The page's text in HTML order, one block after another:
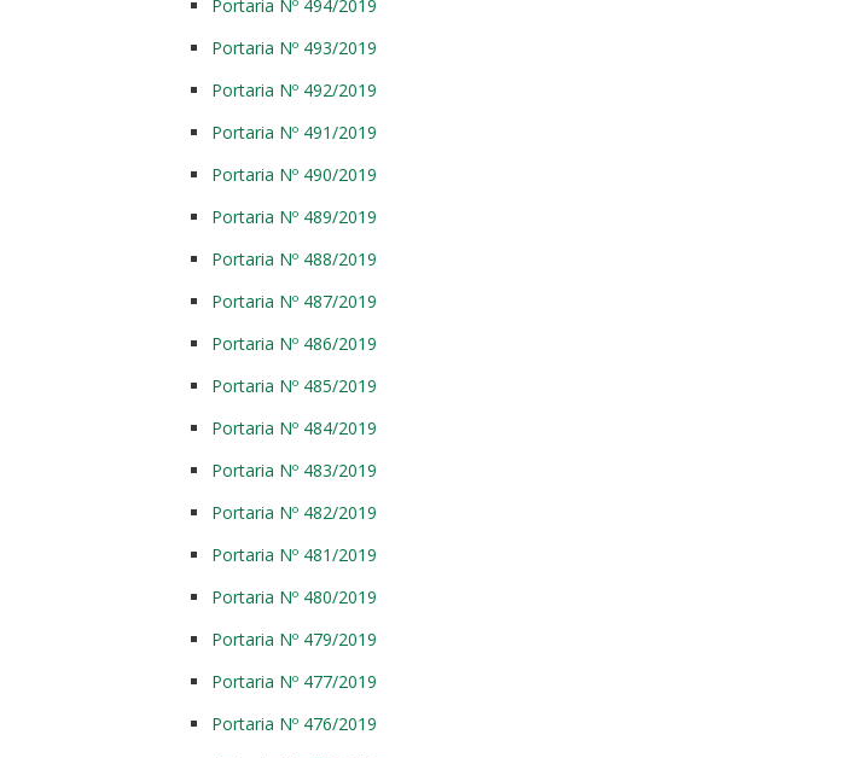
Portaria Nº 494/2019
Portaria Nº 493/2019
Portaria Nº 492/2019
Portaria Nº 491/2019
Portaria Nº 490/2019
Portaria Nº 489/2019
Portaria Nº 488/2019
Portaria Nº 487/2019
Portaria Nº 486/2019
Portaria Nº 485/2019
Portaria Nº 484/2019
Portaria Nº 483/2019
Portaria Nº 482/2019
Portaria Nº 481/2019
Portaria Nº 480/2019
Portaria Nº 479/2019
Portaria Nº 477/2019
Portaria Nº 476/2019